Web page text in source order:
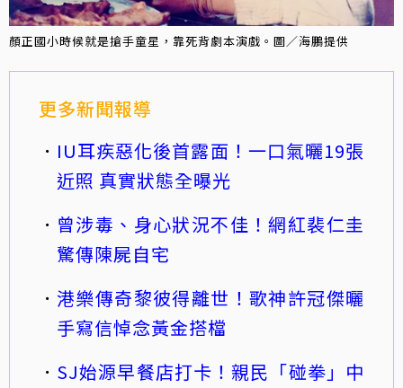
顏正國小時候就是搶手童星，靠死背劇本演戲。圖／海鵬提供
更多新聞報導
IU耳疾惡化後首露面！一口氣曬19張
近照 真實狀態全曝光
曾涉毒、身心狀況不佳！網紅裴仁圭
驚傳陳屍自宅
港樂傳奇黎彼得離世！歌神許冠傑曬
手寫信悼念黃金搭檔
SJ始源早餐店打卡！親民「碰拳」中